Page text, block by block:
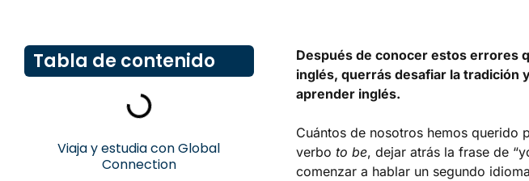
Tabla de contenido
Viaja y estudia con Global
Connection
Después de conocer estos errores
inglés, querrás desafiar la tradición
aprender inglés.
Cuántos de nosotros hemos querido
verbo to be, dejar atrás la frase de
comenzar a hablar un segundo